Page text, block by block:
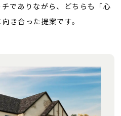
でありながら、どちらも「心
き合った提案です。